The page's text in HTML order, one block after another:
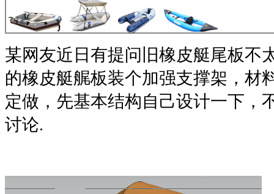
某网友近日有提问 旧橡皮艇尾板不
的橡皮艇艉板装个加强支撑架，材
定做，先基本结构自己设计一下，
讨论.